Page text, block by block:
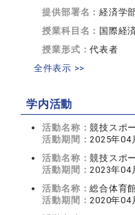
提供部署名：経済学
授業科目名： 国際経
授業形式：代表者
全件表示 >>
学内活動
活動名称：競技スポ
活動期間：2025年04
活動名称：競技スポ
活動期間：2023年04
活動名称：総合体育
活動期間：2020年04